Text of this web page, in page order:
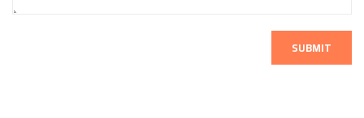
SUBMIT